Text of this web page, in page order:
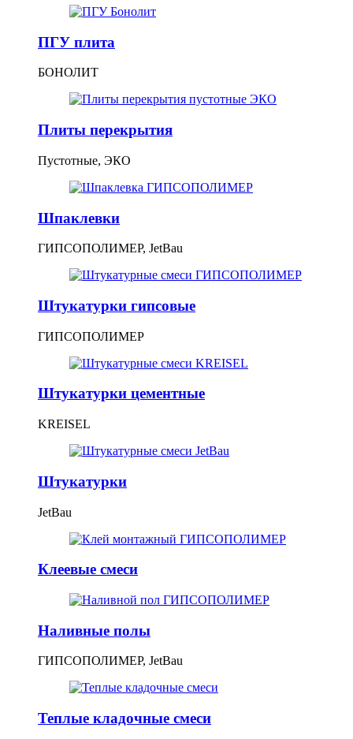
ПГУ плита
БОНОЛИТ
Плиты перекрытия
Пустотные, ЭКО
Шпаклевки
ГИПСОПОЛИМЕР, JetBau
Штукатурки гипсовые
ГИПСОПОЛИМЕР
Штукатурки цементные
KREISEL
Штукатурки
JetBau
Клеевые смеси
Наливные полы
ГИПСОПОЛИМЕР, JetBau
Теплые кладочные смеси